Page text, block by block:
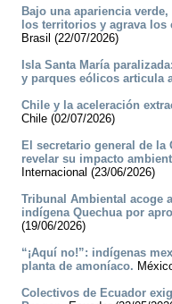
Bajo una apariencia
los territorios y agrava
Brasil (22/07/2026)
Isla Santa María
y parques eólicos articula
Chile y la aceleración
Chile (02/07/2026)
El secretario general de la
revelar su impacto
Internacional (23/06/2026)
Tribunal Ambiental acoge
indígena Quechua por
(19/06/2026)
“¡Aquí no!”: indígenas
planta de amoníaco.
Colectivos de Ecuador